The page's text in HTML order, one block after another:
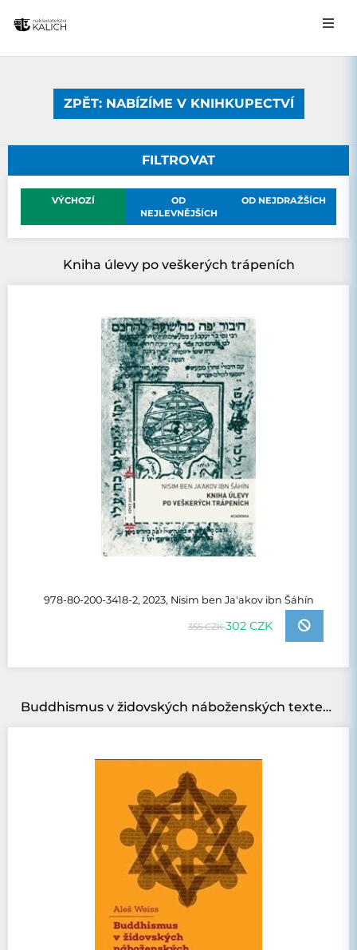
ZPĚT: NABÍZÍME V KNIHKUPECTVÍ
FILTROVAT
VÝCHOZÍ
OD
NEJLEVNĚJŠÍCH
OD NEJDRAŽŠÍCH
Kniha úlevy po veškerých trápeních
978-80-200-3418-2, 2023, Nisim ben Ja'akov ibn Šáhín
355 CZK302 CZK
Buddhismus v židovských náboženských textech 18.–21. století